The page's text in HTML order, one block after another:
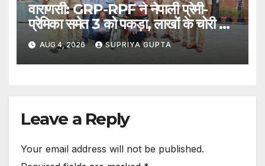
वाराणसी: GRP-RPF ने नेपाली प्रेमी-
प्रेमिका समेत 3 को पकड़ा, लाखों के चोरी का
सामान बरामद
AUG 4, 2026 SUPRIYA GUPTA
Leave a Reply
Your email address will not be published.